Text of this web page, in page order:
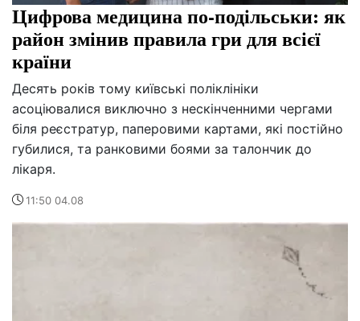
Цифрова медицина по-подільськи: як
район змінив правила гри для всієї
країни
Десять років тому київські поліклініки
асоціювалися виключно з нескінченними чергами
біля реєстратур, паперовими картами, які постійно
губилися, та ранковими боями за талончик до
лікаря.
11:50 04.08